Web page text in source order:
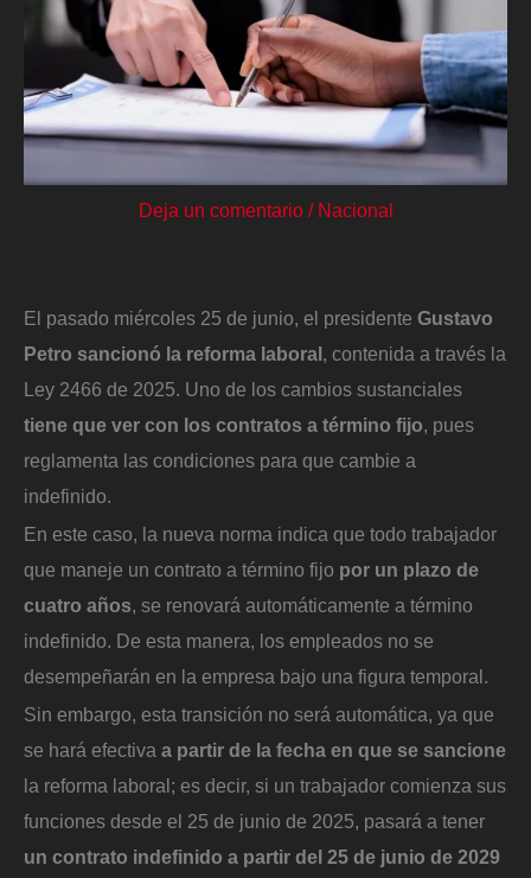
Deja un comentario / Nacional
El pasado miércoles 25 de junio, el presidente Gustavo
Petro sancionó la reforma laboral , contenida a través la
Ley 2466 de 2025. Uno de los cambios sustanciales
tiene que ver con los contratos a término fijo, pues
reglamenta las condiciones para que cambie a
indefinido.
En este caso, la nueva norma indica que todo trabajador
que maneje un contrato a término fijo por un plazo de
cuatro años, se renovará automáticamente a término
indefinido. De esta manera, los empleados no se
desempeñarán en la empresa bajo una figura temporal.
Sin embargo, esta transición no será automática, ya que
se hará efectiva a partir de la fecha en que se sancione
la reforma laboral; es decir, si un trabajador comienza sus
funciones desde el 25 de junio de 2025, pasará a tener
un contrato indefinido a partir del 25 de junio de 2029